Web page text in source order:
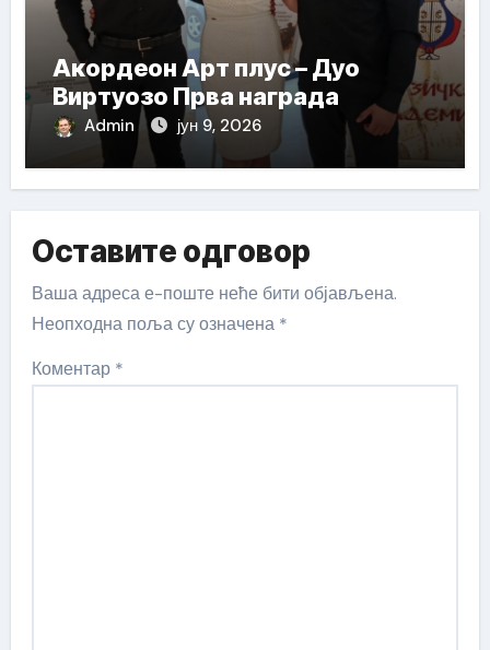
Акордеон Арт плус – Дуо
Виртуозо Прва награда
Admin јун 9, 2026
Оставите одговор
Ваша адреса е-поште неће бити објављена.
Неопходна поља су означена *
Коментар *